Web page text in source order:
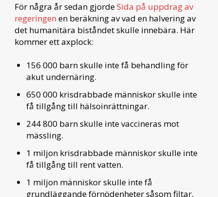
För några år sedan gjordeSida på uppdrag av
regeringen en beräkning av vad en halvering av
det humanitära biståndet skulle innebära. Här
kommer ett axplock:
156 000 barn skulle inte få behandling för
akut undernäring.
650 000 krisdrabbade människor skulle inte
få tillgång till hälsoinrättningar.
244 800 barn skulle inte vaccineras mot
mässling.
1 miljon krisdrabbade människor skulle inte
få tillgång till rent vatten.
1 miljon människor skulle inte få
grundläggande förnödenheter såsom filtar,